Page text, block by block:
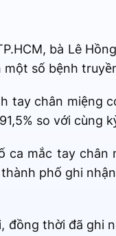
bà Lê
số bệnh
tay chân miệng
so với cùng
ca mắc tay
phố ghi
đồng thời đã ghi